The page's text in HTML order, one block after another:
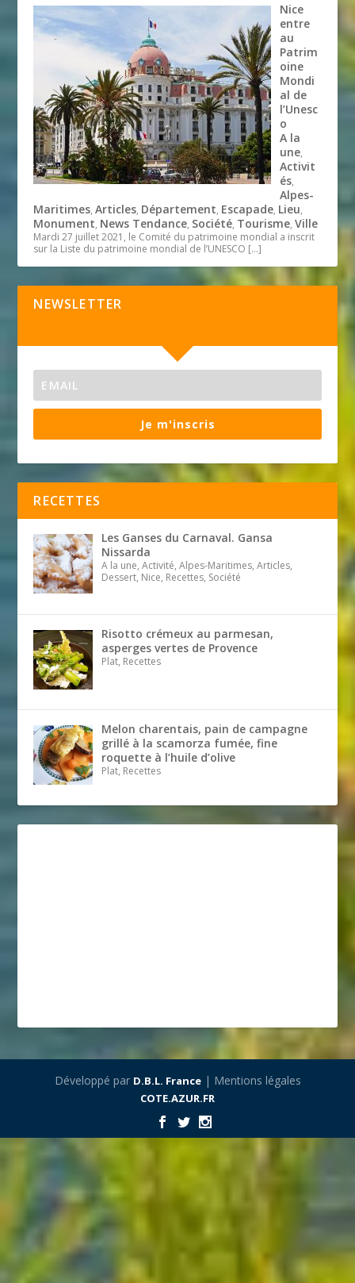
Nice
entre
au
Patrim
oine
Mondi
al de
l’Unesc
o
A la
une,
Activit
és,
Alpes-
Maritimes,Articles, Département, Escapade, Lieu,
Monument, News Tendance, Société, Tourisme,Ville
Mardi 27 juillet 2021, le Comité du patrimoine mondial a inscrit
sur la Liste du patrimoine mondial de l’UNESCO […]
NEWSLETTER
Je m'inscris
RECETTES
Les Ganses du Carnaval. Gansa
Nissarda
A la une, Activité, Alpes-Maritimes, Articles,
Dessert, Nice, Recettes, Société
Risotto crémeux au parmesan,
asperges vertes de Provence
Plat, Recettes
Melon charentais, pain de campagne
grillé à la scamorza fumée, fine
roquette à l’huile d’olive
Plat, Recettes
Développé par D.B.L. France| Mentions légales
COTE.AZUR.FR